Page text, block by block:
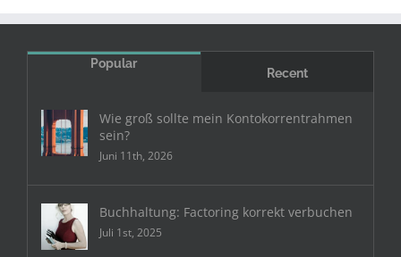
Popular
Recent
Wie groß sollte mein Kontokorrentrahmen
sein?
Juni 11th, 2026
Buchhaltung: Factoring korrekt verbuchen
Juli 1st, 2025